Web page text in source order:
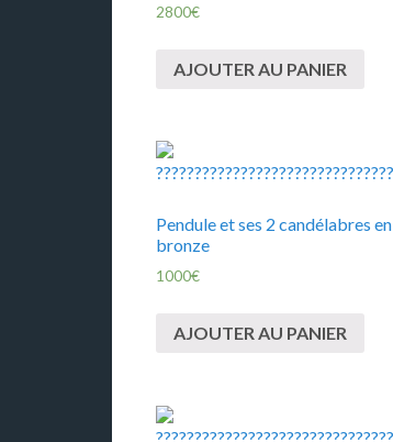
2800€
AJOUTER AU PANIER
Pendule et ses 2 candélabres en
bronze
1000€
AJOUTER AU PANIER